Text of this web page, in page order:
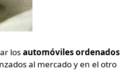
losautomóviles ordenados
al mercado y en el otro